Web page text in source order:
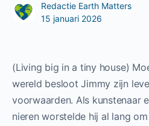
Redactie Earth Matters
15 januari 2026
(Living big in a tiny house)
wereld besloot Jimmy zijn
voorwaarden. Als kunstenaar
nieren worstelde hij al lang